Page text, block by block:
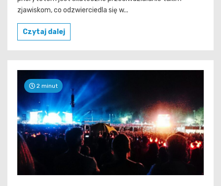
zjawiskom, co odzwierciedla się w...
Czytaj dalej
2 minut